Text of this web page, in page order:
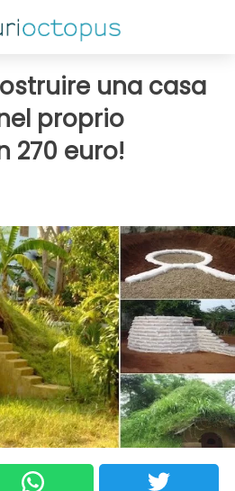
una casa
proprio
270 euro!